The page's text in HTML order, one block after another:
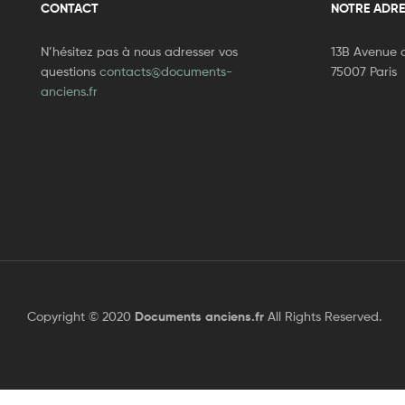
CONTACT
N’hésitez pas à nous adresser vos
questions contacts@documents-
anciens.fr
NOTRE
13B Avenue
75007 Paris
Copyright © 2020 Documents anciens.fr All Rights Reserved.